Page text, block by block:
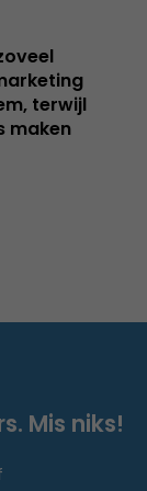
terwijl
maken
Mis niks!